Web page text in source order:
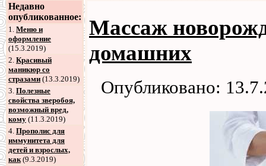
Недавно
опубликованное:
1. Меню и
оформление
(15.3.2019)
2. Красивый
маникюр со
стразами (13.3.2019)
3. Полезные
свойства зверобоя,
возможный вред,
кому (11.3.2019)
4. Прополис для
иммунитета для
детей и взрослых,
как(9.3.2019)
Массаж
домашних
Опубликовано: